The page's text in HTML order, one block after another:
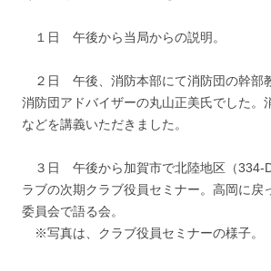
１日 午後から当局からの説明。
２日 午後、消防本部にて消防団の幹部
消防団アドバイザーの丸山正美氏でした。
などを講義いただきました。
３日 午後から加賀市で北陸地区（334-
ラブの次期クラブ役員セミナー。高岡に戻
委員会で語る会。
※写真は、クラブ役員セミナーの様子。